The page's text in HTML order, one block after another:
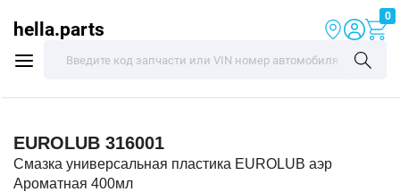
hella.parts
0
EUROLUB 316001
Смазка универсальная пластика EUROLUB аэр
Ароматная 400мл